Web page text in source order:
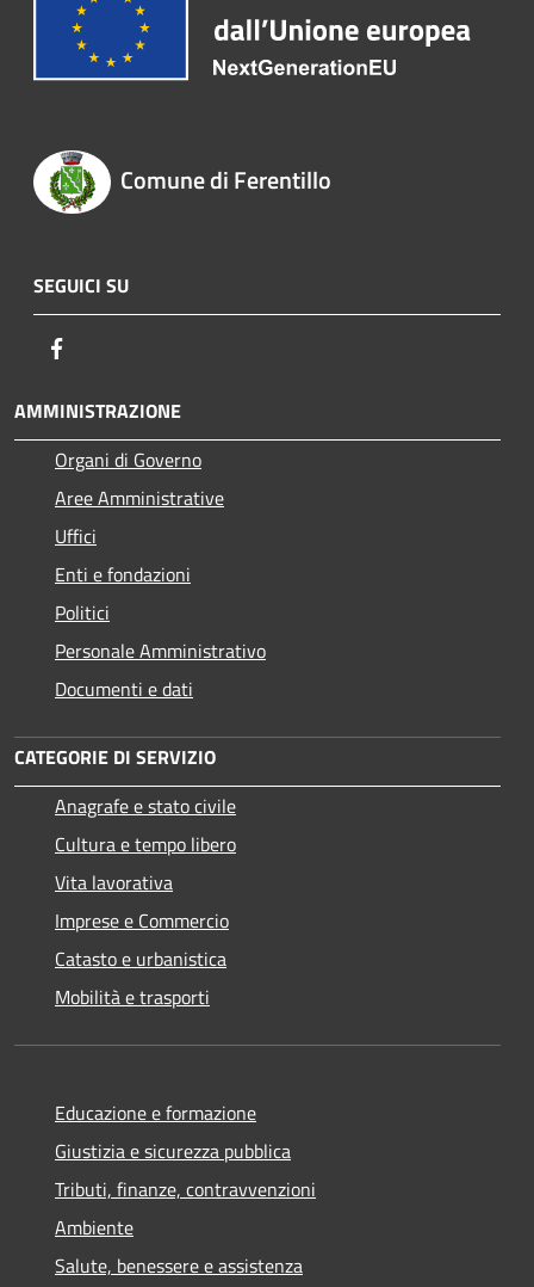
Comune di Ferentillo
SEGUICI SU
AMMINISTRAZIONE
Organi di Governo
Aree Amministrative
Uffici
Enti e fondazioni
Politici
Personale Amministrativo
Documenti e dati
CATEGORIE DI SERVIZIO
Anagrafe e stato civile
Cultura e tempo libero
Vita lavorativa
Imprese e Commercio
Catasto e urbanistica
Mobilità e trasporti
Educazione e formazione
Giustizia e sicurezza pubblica
Tributi, finanze, contravvenzioni
Ambiente
Salute, benessere e assistenza